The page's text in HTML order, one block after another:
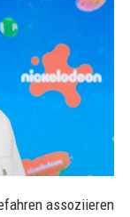
assoziieren